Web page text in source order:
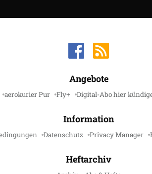
Angebote
aerokurier Pur Fly+ Digital-Abo hier
Information
Datenschutz Privacy Manager
Heftarchiv